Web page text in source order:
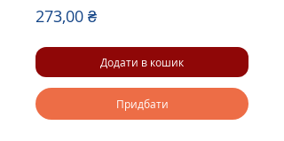
273,00 ₴Ціна
Додати в кошик
Придбати